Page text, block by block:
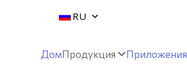
RU
ДомПродукция Приложения